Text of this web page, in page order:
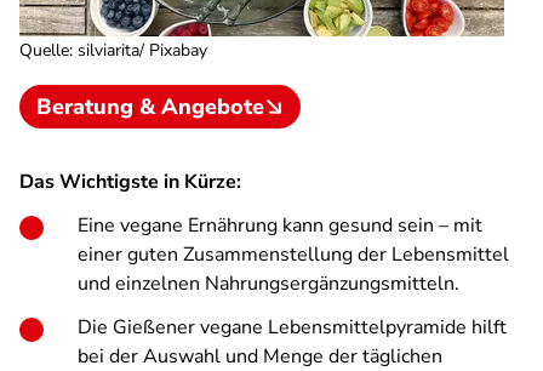
Quelle: silviarita/ Pixabay
Beratung & Angebote
Das Wichtigste in Kürze:
Eine vegane Ernährung kann gesund sein – mit
einer guten Zusammenstellung der Lebensmittel
und einzelnen Nahrungsergänzungsmitteln.
Die Gießener vegane Lebensmittelpyramide hilft
bei der Auswahl und Menge der täglichen